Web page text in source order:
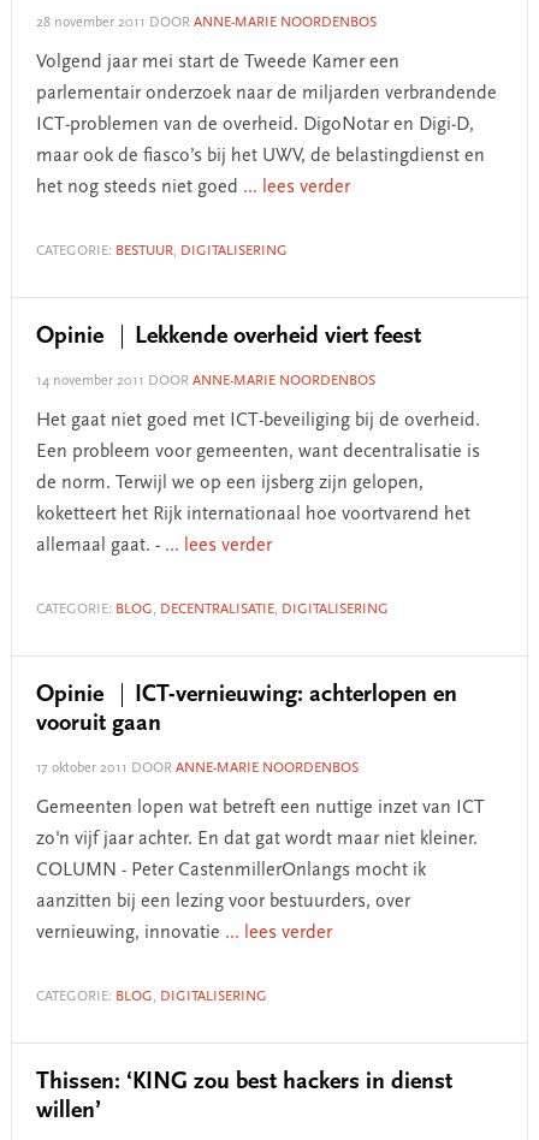
28 november 2011 DOOR ANNE-MARIE NOORDENBOS
Volgend jaar mei start de Tweede Kamer een
parlementair onderzoek naar de miljarden verbrandende
ICT-problemen van de overheid. DigoNotar en Digi-D,
maar ook de fiasco’s bij het UWV, de belastingdienst en
het nog steeds niet goed ... lees verder
CATEGORIE: BESTUUR, DIGITALISERING
Opinie Lekkende overheid viert feest
14 november 2011 DOOR ANNE-MARIE NOORDENBOS
Het gaat niet goed met ICT-beveiliging bij de overheid.
Een probleem voor gemeenten, want decentralisatie is
de norm. Terwijl we op een ijsberg zijn gelopen,
koketteert het Rijk internationaal hoe voortvarend het
allemaal gaat. - ... lees verder
CATEGORIE: BLOG, DECENTRALISATIE, DIGITALISERING
Opinie
ICT-vernieuwing: achterlopen en
vooruit gaan
17 oktober 2011 DOOR ANNE-MARIE NOORDENBOS
Gemeenten lopen wat betreft een nuttige inzet van ICT
zo'n vijf jaar achter. En dat gat wordt maar niet kleiner.
COLUMN - Peter CastenmillerOnlangs mocht ik
aanzitten bij een lezing voor bestuurders, over
vernieuwing, innovatie ... lees verder
CATEGORIE: BLOG, DIGITALISERING
Thissen: ‘KING zou best hackers in dienst
willen’